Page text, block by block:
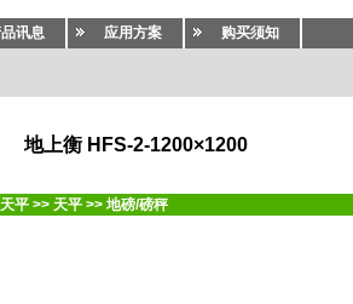
讯息 应用方案 购买须知
地上衡 HFS-2-1200×1200
天平 >> 天平 >> 地磅/磅秤